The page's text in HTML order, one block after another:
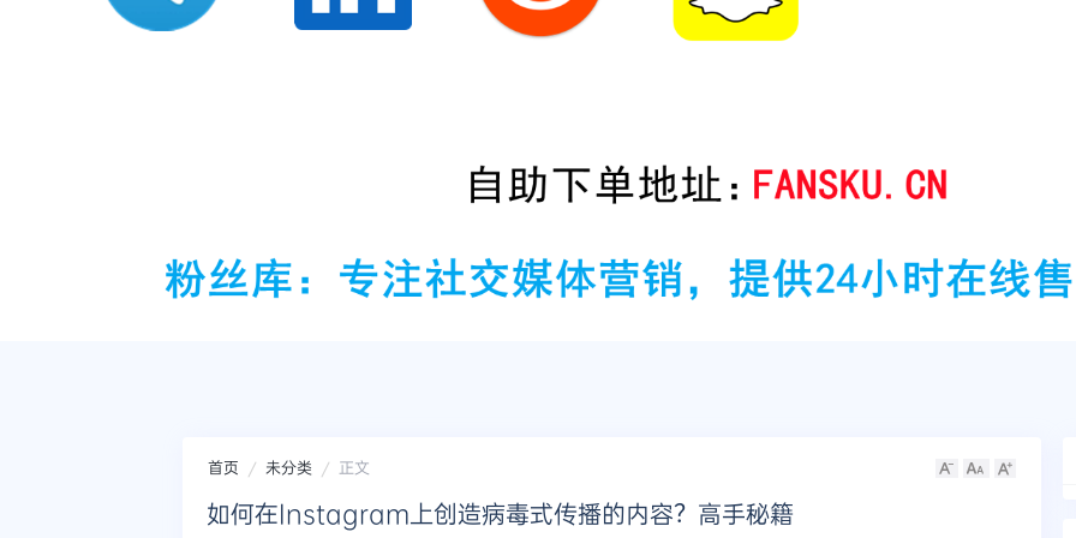
首页 未分类 正文
如何在Instagram上创造病毒式传播的内容？高手秘籍